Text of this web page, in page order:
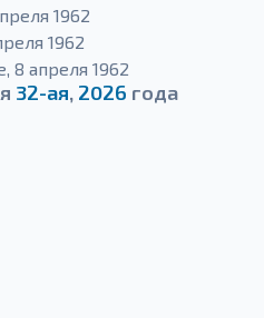
1962
1962
8 апреля 1962
32-ая, 2026 года